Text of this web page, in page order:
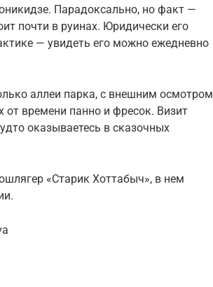
Парадоксально, но факт —
почти в руинах. Юридически его
— увидеть его можно ежедневно
аллеи парка, с внешним осмотром
от времени панно и фресок. Визит
оказываетесь в сказочных
«Старик Хоттабыч», в нем